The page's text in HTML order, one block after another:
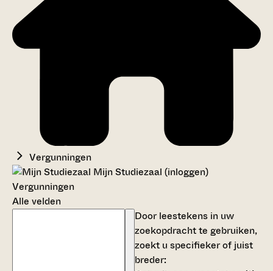
Vergunningen
Mijn Studiezaal (inloggen)
Vergunningen
Alle velden
Door leestekens in uw
zoekopdracht te gebruiken,
zoekt u specifieker of juist
breder: